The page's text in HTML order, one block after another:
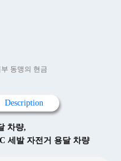
동맹의 현금
Description
차량,
세발 자전거 용달 차량